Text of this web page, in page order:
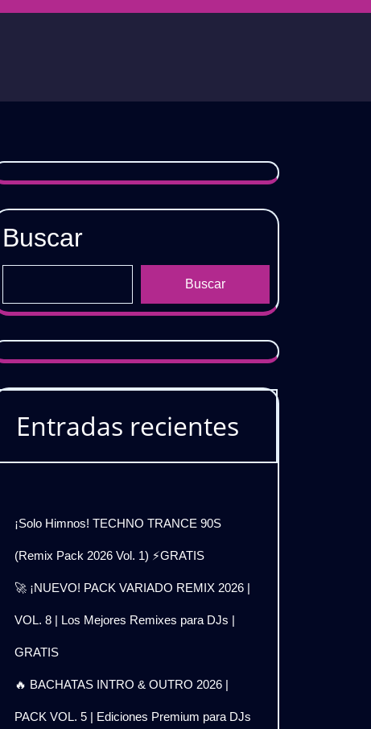
Buscar
Buscar
Entradas recientes
¡Solo Himnos! TECHNO TRANCE 90S
(Remix Pack 2026 Vol. 1) ⚡GRATIS
🚀 ¡NUEVO! PACK VARIADO REMIX 2026 |
VOL. 8 | Los Mejores Remixes para DJs |
GRATIS
🔥 BACHATAS INTRO & OUTRO 2026 |
PACK VOL. 5 | Ediciones Premium para DJs